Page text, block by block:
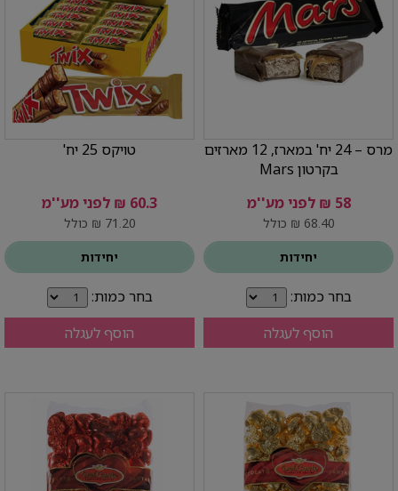
מרס – 24 יח' במארז, 12 מארזים
בקרטון Mars
58 ₪ לפני מע''מ
68.40 ₪ כולל
יחידות
בחר כמות:
הוסף לעגלה
טויקס 25 יח'
60.3 ₪ לפני מע''מ
71.20 ₪ כולל
יחידות
בחר כמות:
הוסף לעגלה